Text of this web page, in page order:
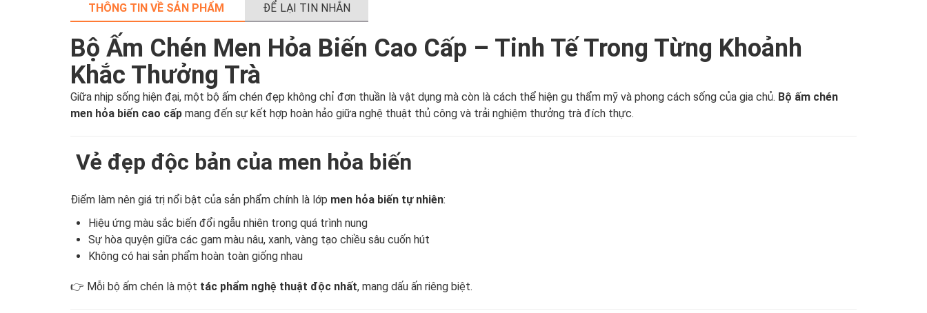
THÔNG TIN VỀ SẢN PHẨM ĐỂ LẠI TIN NHẮN
Bộ Ấm Chén Men Hỏa Biến Cao Cấp – Tinh Tế Trong Từng Khoảnh
Khắc Thưởng Trà
Giữa nhịp sống hiện đại, một bộ ấm chén đẹp không chỉ đơn thuần là vật dụng mà còn là cách thể hiện gu thẩm mỹ và phong cách sống của gia chủ. Bộ ấm chén
men hỏa biến cao cấp mang đến sự kết hợp hoàn hảo giữa nghệ thuật thủ công và trải nghiệm thưởng trà đích thực.
Vẻ đẹp độc bản của men hỏa biến
Điểm làm nên giá trị nổi bật của sản phẩm chính là lớp men hỏa biến tự nhiên:
Hiệu ứng màu sắc biến đổi ngẫu nhiên trong quá trình nung
Sự hòa quyện giữa các gam màu nâu, xanh, vàng tạo chiều sâu cuốn hút
Không có hai sản phẩm hoàn toàn giống nhau
👉 Mỗi bộ ấm chén là một tác phẩm nghệ thuật độc nhất, mang dấu ấn riêng biệt.